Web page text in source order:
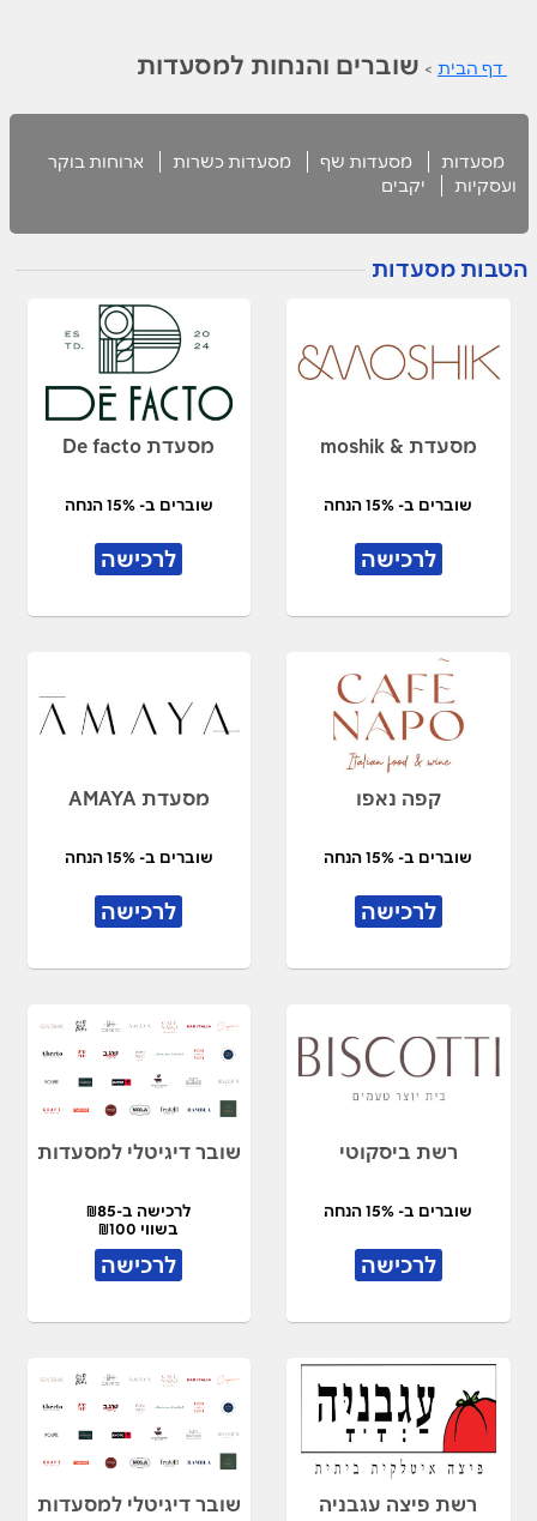
דף הבית > שוברים והנחות למסעדות
מסעדות מסעדות שף מסעדות כשרות
ארוחות בוקר
ועסקיות
יקבים
הטבות מסעדות
מסעדת & moshik
שוברים ב- 15% הנחה
לרכישה
מסעדת De facto
שוברים ב- 15% הנחה
לרכישה
קפה נאפו
שוברים ב- 15% הנחה
לרכישה
מסעדת AMAYA
שוברים ב- 15% הנחה
לרכישה
רשת ביסקוטי
שוברים ב- 15% הנחה
לרכישה
שובר דיגיטלי למסעדות
לרכישה ב-₪85
בשווי ₪100
לרכישה
רשת פיצה עגבניה שובר דיגיטלי למסעדות